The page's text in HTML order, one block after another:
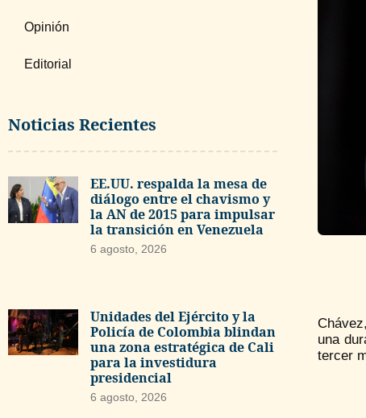
Opinión
Editorial
Noticias Recientes
EE.UU. respalda la mesa de
diálogo entre el chavismo y
la AN de 2015 para impulsar
la transición en Venezuela
6 agosto, 2026
Unidades del Ejército y la
Policía de Colombia blindan
una zona estratégica de Cali
para la investidura
presidencial
6 agosto, 2026
una
tercer